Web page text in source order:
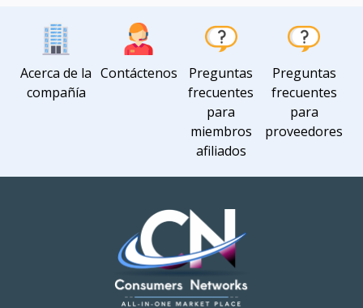
Acerca de la
compañía
Contáctenos
Preguntas
frecuentes
para
miembros
afiliados
Preguntas
frecuentes
para
proveedores